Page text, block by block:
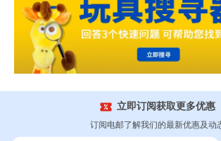
立即订阅获取更多优惠
订阅电邮了解我们的最新优惠及动